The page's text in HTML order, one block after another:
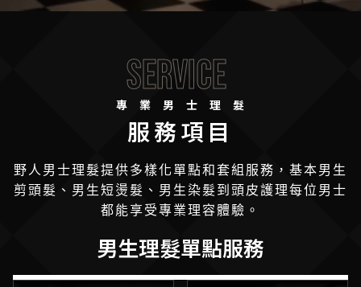
Service
專業男士理髮
服務項目
野人男士理髮提供多樣化單點和套組服務，基本男生
剪頭髮、男生短燙髮、男生染髮到頭皮護理每位男士
都能享受專業理容體驗。
男生理髮單點服務